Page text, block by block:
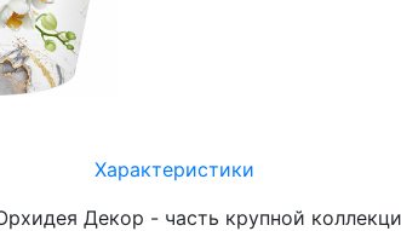
Характеристики
Декор - часть крупной